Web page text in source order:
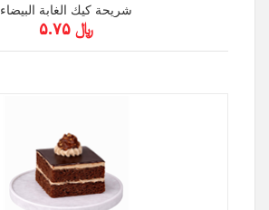
شريحة كيك الغابة البيضاء
﷼ ۵.۷۵